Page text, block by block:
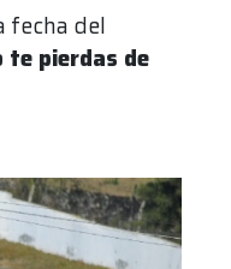
fecha del
te pierdas de